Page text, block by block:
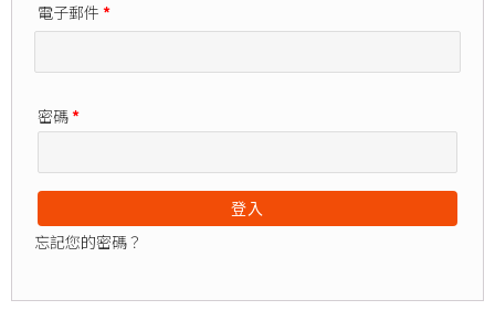
電子郵件 *
密碼*
登入
忘記您的密碼？